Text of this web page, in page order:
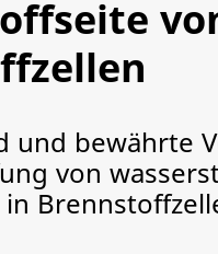
und bewährte
von